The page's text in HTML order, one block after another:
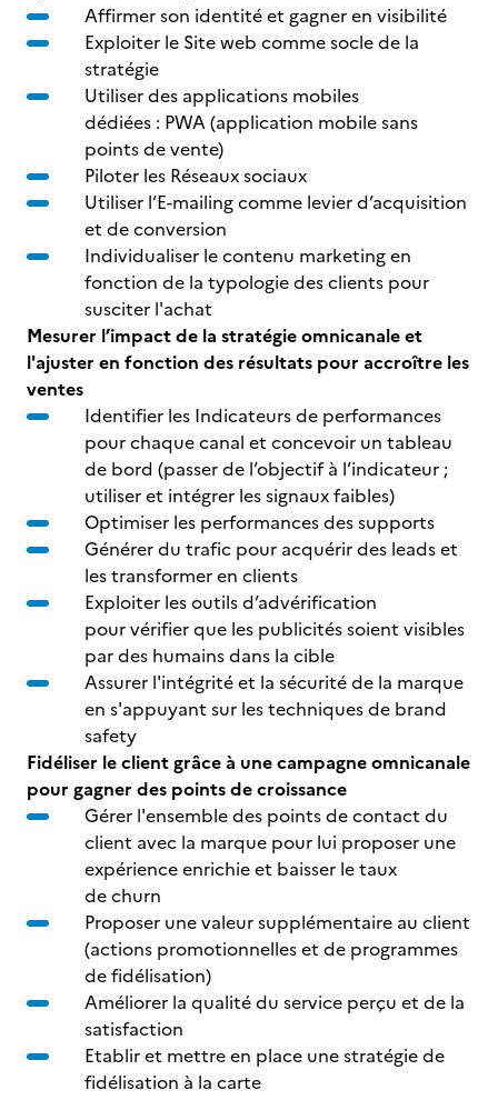
Affirmer son identité et gagner en visibilité
Exploiter le Site web comme socle de la
stratégie
Utiliser des applications mobiles
dédiées : PWA (application mobile sans
points de vente)
Piloter les Réseaux sociaux
Utiliser l’E-mailing comme levier d’acquisition
et de conversion
Individualiser le contenu marketing en
fonction de la typologie des clients pour
susciter l'achat
Mesurer l’impact de la stratégie omnicanale et
l'ajuster en fonction des résultats pour accroître les
ventes
Identifier les Indicateurs de performances
pour chaque canal et concevoir un tableau
de bord (passer de l’objectif à l’indicateur ;
utiliser et intégrer les signaux faibles)
Optimiser les performances des supports
Générer du trafic pour acquérir des leads et
les transformer en clients
Exploiter les outils d’advérification
pour vérifier que les publicités soient visibles
par des humains dans la cible
Assurer l'intégrité et la sécurité de la marque
en s'appuyant sur les techniques de brand
safety
Fidéliser le client grâce à une campagne omnicanale
pour gagner des points de croissance
Gérer l'ensemble des points de contact du
client avec la marque pour lui proposer une
expérience enrichie et baisser le taux
de churn
Proposer une valeur supplémentaire au client
(actions promotionnelles et de programmes
de fidélisation)
Améliorer la qualité du service perçu et de la
satisfaction
Etablir et mettre en place une stratégie de
fidélisation à la carte